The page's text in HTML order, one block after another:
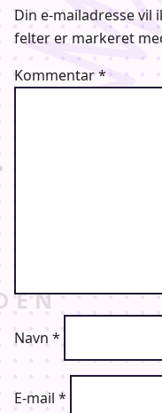
Din e-mailadresse vil
felter er markeret
Kommentar*
Navn *
E-mail *